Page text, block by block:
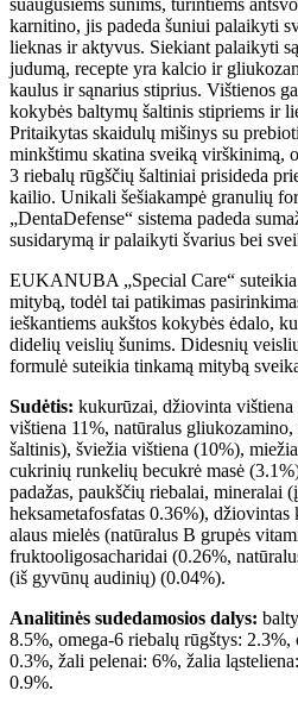
karnitino, jis padeda šuniui palaikyti
lieknas ir aktyvus. Siekiant palaikyti
judumą, recepte yra kalcio ir
kaulus ir sąnarius stiprius. Vištienos
kokybės baltymų šaltinis stipriems ir
Pritaikytas skaidulų mišinys su
minkštimu skatina sveiką virškinimą,
3 riebalų rūgščių šaltiniai prisideda
kailio. Unikali šešiakampė granulių
„DentaDefense“ sistema padeda
susidarymą ir palaikyti švarius bei
EUKANUBA „Special Care“ suteikia
mitybą, todėl tai patikimas
ieškantiems aukštos kokybės ėdalo,
didelių veislių šunims. Didesnių
formulė suteikia tinkamą mitybą
Sudėtis: kukurūzai, džiovinta
vištiena 11%, natūralus
šaltinis), šviežia vištiena (10%),
cukrinių runkelių becukrė masė
padažas, paukščių riebalai, mineralai
heksametafosfatas 0.36%), džiovintas
alaus mielės (natūralus B grupės
fruktooligosacharidai (0.26%,
(iš gyvūnų audinių) (0.04%).
Analitinės sudedamosios dalys:
8.5%, omega-6 riebalų rūgštys: 2.3%,
0.3%, žali pelenai: 6%, žalia
0.9%.